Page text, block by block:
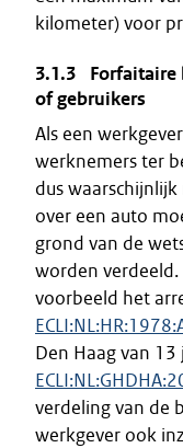
kilometer) voor
3.1.3 Forfaitaire
of gebruikers
Als een
werknemers ter
dus
over een auto
grond van de
worden verdeeld.
voorbeeld het
Den Haag van
verdeling van de
werkgever ook